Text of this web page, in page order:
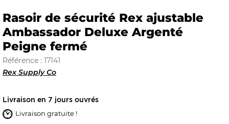
Rasoir de sécurité Rex ajustable
Ambassador Deluxe Argenté
Peigne fermé
Référence : 17141
Rex Supply Co
Livraison en 7 jours ouvrés
Livraison gratuite !